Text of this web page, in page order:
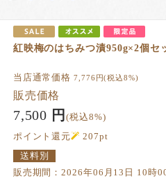
紅映梅のはちみつ漬950g×2個セ
当店通常価格 7,776円(税込8%)
販売価格
7,500 円(税込8%)
ポイント還元
207pt
送料別
販売期間：2026年06月13日 10時